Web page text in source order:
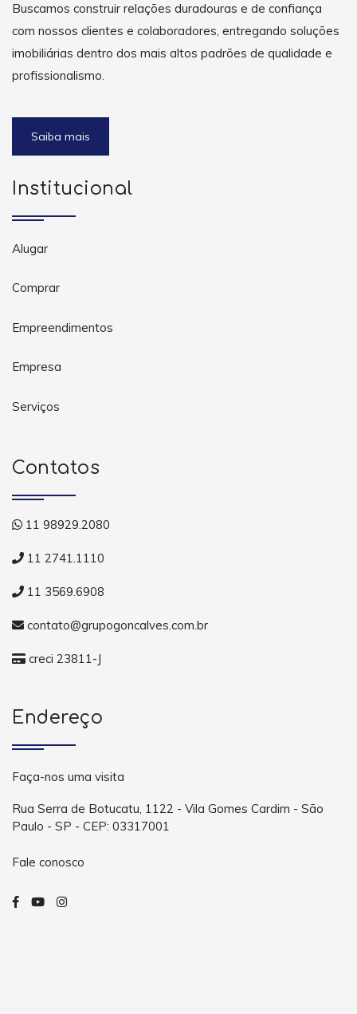
Buscamos construir relações duradouras e de confiança
com nossos clientes e colaboradores, entregando soluções
imobiliárias dentro dos mais altos padrões de qualidade e
profissionalismo.
Saiba mais
Institucional
Alugar
Comprar
Empreendimentos
Empresa
Serviços
Contatos
11 98929.2080
11 2741.1110
11 3569.6908
contato@grupogoncalves.com.br
creci 23811-J
Endereço
Faça-nos uma visita
Rua Serra de Botucatu, 1122 - Vila Gomes Cardim - São
Paulo - SP - CEP: 03317001
Fale conosco